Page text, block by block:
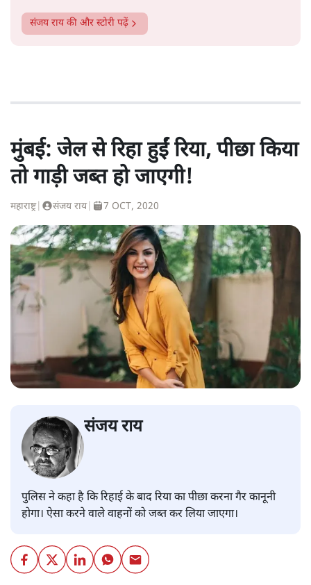
संजय रायकी और स्टोरी पढ़ें
मुंबई: जेल से रिहा हुईं रिया, पीछा किया
तो गाड़ी जब्त हो जाएगी!
महाराष्ट्र| संजय राय| 7 OCT, 2020
संजय राय
पुलिस ने कहा है कि रिहाई के बाद रिया का पीछा करना गैर कानूनी
होगा। ऐसा करने वाले वाहनों को जब्त कर लिया जाएगा।